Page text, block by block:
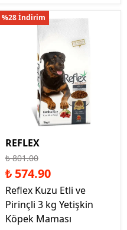
%28 İndirim
REFLEX
₺ 801.00
₺ 574.90
Reflex Kuzu Etli ve
Pirinçli 3 kg Yetişkin
Köpek Maması